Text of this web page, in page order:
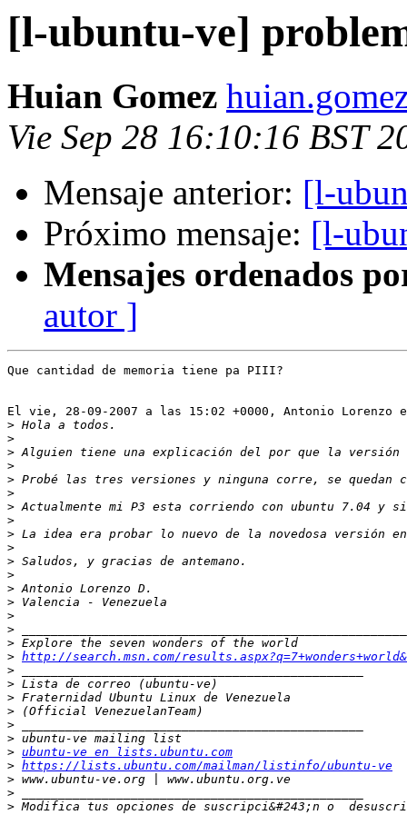
[l-ubuntu-ve]
Huian Gomez
Vie Sep 28 16:10:16 BST
Mensaje anterior: [l-
Próximo mensaje: [l-
Mensajes ordenados
autor ]
Que cantidad de memoria tiene pa PIII?
El vie, 28-09-2007 a las 15:02 +0000, Antonio Lorenzo
>
>
>
>
>
>
>
>
>
>
>
>
>
>
>
>
>
> http://search.msn.com/
>
>
>
>
>
>
> ubuntu-ve en lists.ubuntu.com
> https://lists.ubuntu.com/mailman/listinfo/ubuntu-ve
>
>
> Modifica tus opciones de suscripci&#243;n o